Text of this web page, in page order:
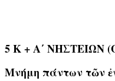
5 Κ+ Α΄ ΝΗΣΤΕΙΩΝ
Μνήμη πάντων τῶν